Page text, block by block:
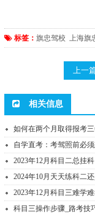
标签： 旗忠驾校 上海旗
上一
相关信息
如何在两个月取得报考
自学直考：考驾照前必
2023年12月科目二总挂
2024年10月天天练科二
2023年12月科目三难学
科目三操作步骤_路考技